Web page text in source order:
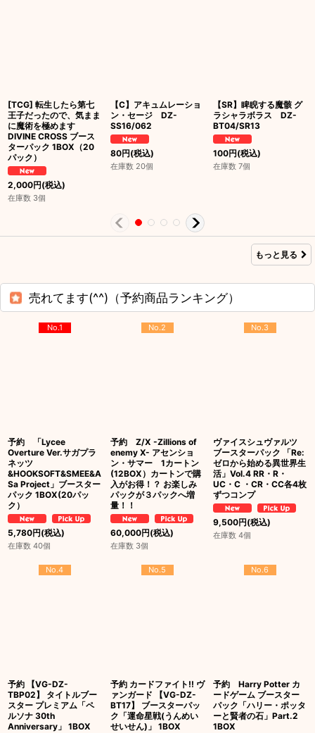
[TCG] 転生したら第七
王子だったので、気まま
に魔術を極めます
DIVINE CROSS ブース
ターパック 1BOX（20
パック）
2,000円(税込)
在庫数 3個
【C】アキュムレーショ
ン・セージ DZ-
SS16/062
80円(税込)
在庫数 20個
【SR】睥睨する魔骸 グ
ラシャラボラス DZ-
BT04/SR13
100円(税込)
在庫数 7個
もっと見る
売れてます(^^)（予約商品ランキング）
No.1
予約 「Lycee
Overture Ver.サガプラ
ネッツ
&HOOKSOFT&SMEE&A
Sa Project」ブースター
パック 1BOX(20パッ
ク）
5,780円(税込)
在庫数 40個
No.2
予約 Z/X -Zillions of
enemy X- アセンショ
ン・サマー 1カートン
(12BOX）カートンで購
入がお得！？ お楽しみ
パックが３パックへ増
量！！
60,000円(税込)
在庫数 3個
No.3
ヴァイスシュヴァルツ
ブースターパック 「Re:
ゼロから始める異世界生
活」Vol.4 RR・R・
UC・C ・CR・CC各4枚
ずつコンプ
9,500円(税込)
在庫数 4個
No.4
予約 【VG-DZ-
TBP02】 タイトルブー
スター プレミアム「ペ
ルソナ 30th
Anniversary」 1BOX
No.5
予約 カードファイト!! ヴ
ァンガード 【VG-DZ-
BT17】 ブースターパッ
ク「運命星戦(うんめい
せいせん)」 1BOX
No.6
予約 Harry Potter カ
ードゲーム ブースター
パック「ハリー・ポッタ
ーと賢者の石」Part.2
1BOX